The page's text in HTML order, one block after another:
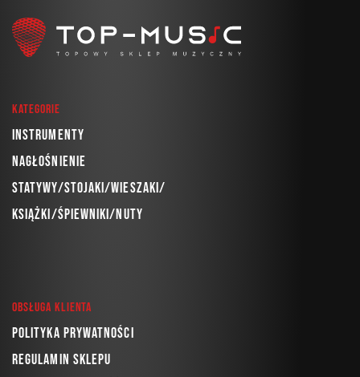
Kategorie
Instrumenty
Nagłośnienie
Statywy/Stojaki/Wieszaki/
Książki/Śpiewniki/Nuty
Obsługa klienta
Polityka prywatności
Regulamin sklepu